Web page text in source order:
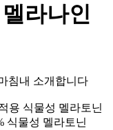
라나인
침내 소개합니다
용 식물성 멜라토닌
식물성 멜라토닌